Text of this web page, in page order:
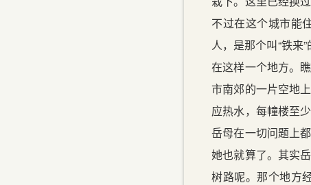
不过在这个城市能
人，是那个叫“铁来
在这样一个地方。
市南郊的一片空地
应热水，每幢楼至
岳母在一切问题上
她也就算了。其实
树路呢。那个地方